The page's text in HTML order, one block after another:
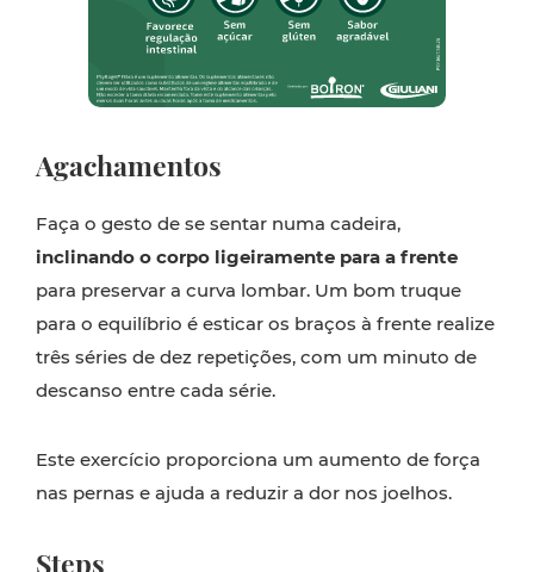
Agachamentos
Faça o gesto de se sentar numa cadeira,
inclinando o corpo ligeiramente para a frente
para preservar a curva lombar. Um bom truque
para o equilíbrio é esticar os braços à frente realize
três séries de dez repetições, com um minuto de
descanso entre cada série.
Este exercício proporciona um aumento de força
nas pernas e ajuda a reduzir a dor nos joelhos.
Steps